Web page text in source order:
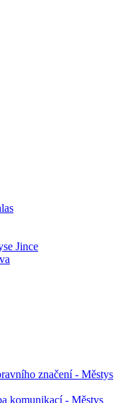
Jince
značení - Městys
komunikací - Městys